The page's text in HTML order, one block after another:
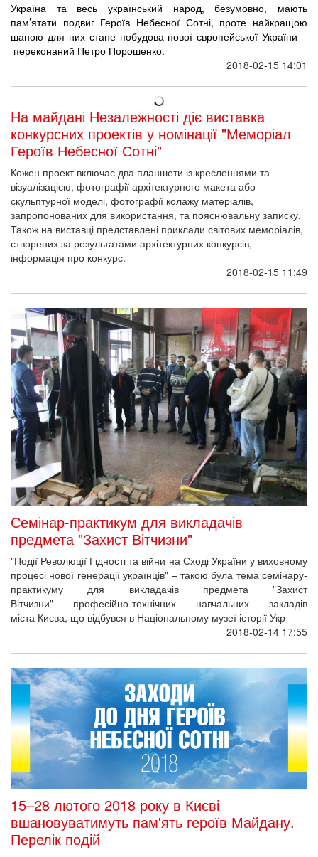
Україна та весь український народ, безумовно, мають
пам’ятати подвиг Героїв Небесної Сотні, проте найкращою
шаною для них стане побудова нової європейської України –
переконаний Петро Порошенко.
2018-02-15 14:01
На майдані Незалежності діє виставка
конкурсних проектів у номінації "Меморіал
Героїв Небесної Сотні"
Кожен проект включає два планшети із кресленнями та
візуалізацією, фотографії архітектурного макета або
скульптурної моделі, фотографії колажу матеріалів,
запропонованих для використання, та пояснювальну записку.
Також на виставці представлені приклади світових меморіалів,
створених за результатами архітектурних конкурсів,
інформація про конкурс.
2018-02-15 11:49
Семінар-практикум для викладачів
предмета "Захист Вітчизни"
"Події Революції Гідності та війни на Сході України у виховному
процесі нової генерації українців" – такою була тема семінару-
практикуму для викладачів предмета "Захист
Вітчизни" професійно-технічних навчальних закладів
міста Києва, що відбувся в Національному музеї історії Укр
2018-02-14 17:55
15–28 лютого 2018 року в Києві
вшановуватимуть пам'ять героїв Майдану.
Перелік подій